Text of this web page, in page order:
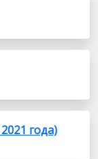
года)